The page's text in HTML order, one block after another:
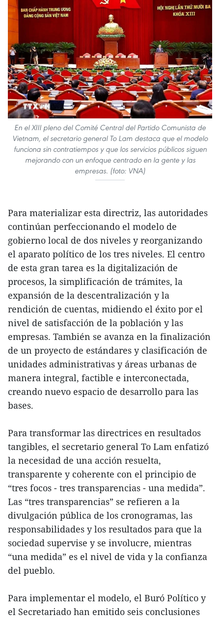
En el XIII pleno del Comité Central del Partido Comunista de
Vietnam, el secretario general To Lam destaca que el modelo
funciona sin contratiempos y que los servicios públicos siguen
mejorando con un enfoque centrado en la gente y las
empresas. (foto: VNA)
Para materializar esta directriz, las autoridades
continúan perfeccionando el modelo de
gobierno local de dos niveles y reorganizando
el aparato político de los tres niveles. El centro
de esta gran tarea es la digitalización de
procesos, la simplificación de trámites, la
expansión de la descentralización y la
rendición de cuentas, midiendo el éxito por el
nivel de satisfacción de la población y las
empresas. También se avanza en la finalización
de un proyecto de estándares y clasificación de
unidades administrativas y áreas urbanas de
manera integral, factible e interconectada,
creando nuevo espacio de desarrollo para las
bases.
Para transformar las directrices en resultados
tangibles, el secretario general To Lam enfatizó
la necesidad de una acción resuelta,
transparente y coherente con el principio de
“tres focos - tres transparencias - una medida”.
Las “tres transparencias” se refieren a la
divulgación pública de los cronogramas, las
responsabilidades y los resultados para que la
sociedad supervise y se involucre, mientras
“una medida” es el nivel de vida y la confianza
del pueblo.
Para implementar el modelo, el Buró Político y
el Secretariado han emitido seis conclusiones